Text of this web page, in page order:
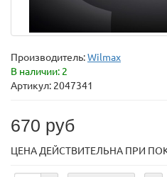
Производитель:Wilmax
В наличии: 2
Артикул: 2047341
670 руб
ЦЕНА ДЕЙСТВИТЕЛЬНА ПРИ